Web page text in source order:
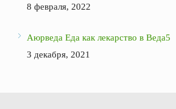
8 февраля, 2022
Аюрведа Еда как лекарство в Веда5
3 декабря, 2021